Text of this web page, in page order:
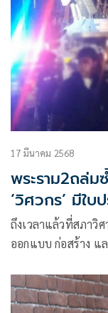
17 มีนาคม 2568
พระราม2ถล่ม
‘วิศวกร’ มีใบ
ถึงเวลาแล้วที่สภาวิ
ออกแบบ ก่อสร้าง แ
ถนนพระราม 2 ว่ามี